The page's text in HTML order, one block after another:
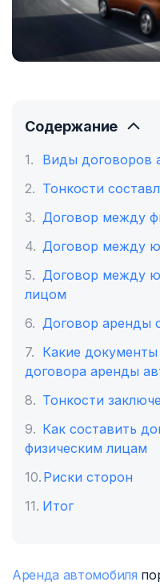
Содержание
Виды договоров
Тонкости
Договор между
Договор между
Договор между
лицом
Договор аренды
Какие
договора аренды
Тонкости
Как составить
физическим лицам
Риски сторон
Итог
Аренда автомобиля